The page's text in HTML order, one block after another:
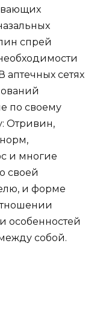
спрей
аптечных сетях
по своему
Отривин,
и многие
своей
и форме
особенностей
собой.